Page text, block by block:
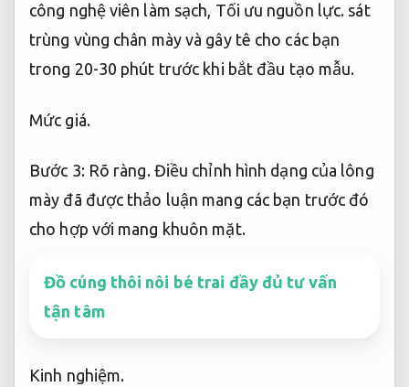
công nghệ viên làm sạch, Tối ưu nguồn lực. sát
trùng vùng chân mày và gây tê cho các bạn
trong 20-30 phút trước khi bắt đầu tạo mẫu.
Mức giá.
Bước 3: Rõ ràng.Điều chỉnh hình dạng của lông
mày đã được thảo luận mang các bạn trước đó
cho hợp với mang khuôn mặt.
Đồ cúng thôi nôi bé trai đầy đủ tư vấn
tận tâm
Kinh nghiệm.